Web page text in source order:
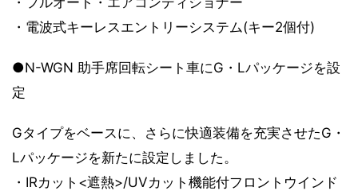
・電波式キーレスエントリーシステム(キー2個付)
●N-WGN 助手席回転シート車にG・Lパッケージを設
定
Gタイプをベースに、さらに快適装備を充実させたG・
Lパッケージを新たに設定しました。
・IRカット<遮熱>/UVカット機能付フロントウインド